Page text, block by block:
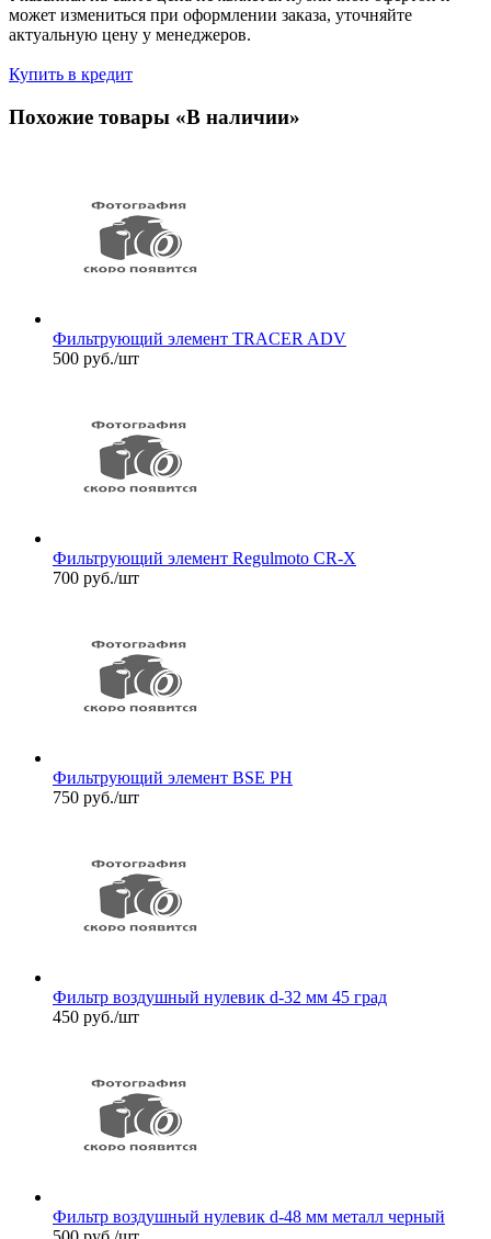
может измениться при оформлении заказа, уточняйте
актуальную цену у менеджеров.
Купить в кредит
Похожие товары «В наличии»
Фильтрующий элемент TRACER ADV
500 руб./шт
Фильтрующий элемент Regulmoto CR-X
700 руб./шт
Фильтрующий элемент BSE PH
750 руб./шт
Фильтр воздушный нулевик d-32 мм 45 град
450 руб./шт
Фильтр воздушный нулевик d-48 мм металл черный